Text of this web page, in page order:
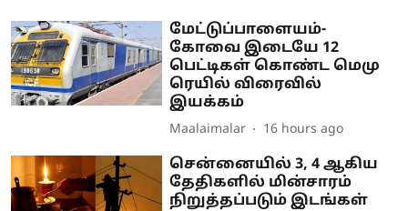
மேட்டுப்பாளையம்-
கோவை இடையே 12
பெட்டிகள் கொண்ட மெமு
ரெயில் விரைவில்
இயக்கம்
Maalaimalar 16 hours ago
சென்னையில் 3, 4 ஆகிய
தேதிகளில் மின்சாரம்
நிறுத்தப்படும் இடங்கள்